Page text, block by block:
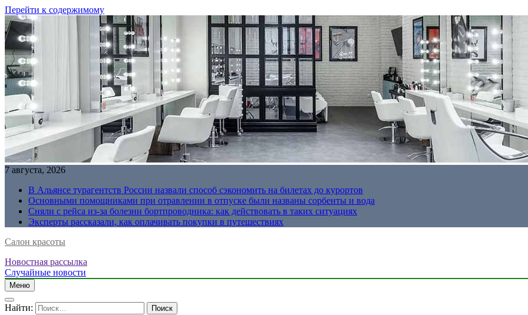
Перейти к содержимому
7 августа, 2026
В Альянсе турагентств России назвали способ сэкономить на билетах до курортов
Основными помощниками при отравлении в отпуске были названы сорбенты и вода
Сняли с рейса из-за болезни бортпроводника: как действовать в таких ситуациях
Эксперты рассказали, как оплачивать покупки в путешествиях
Салон красоты
Новостная рассылка
Случайные новости
Меню
Найти: